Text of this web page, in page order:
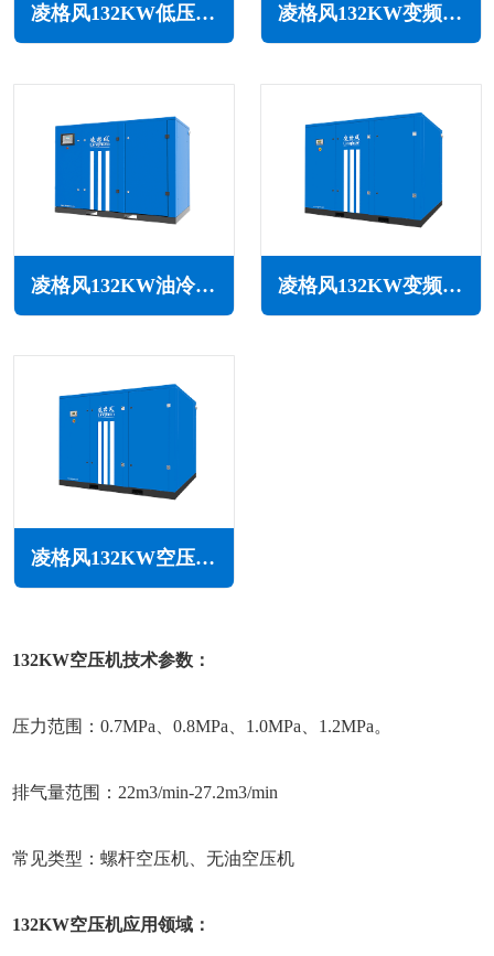
凌格风132KW低压空压机LS LP系列 凌格风132KW变频低压空压机LSV LP系列
凌格风132KW油冷永磁变频空压机LSH系列 凌格风132KW变频空压机LS系列
凌格风132KW空压机LS系列
132KW空压机技术参数：
压力范围：0.7MPa、0.8MPa、1.0MPa、1.2MPa。
排气量范围：22m3/min-27.2m3/min
常见类型：螺杆空压机、无油空压机
132KW空压机应用领域：